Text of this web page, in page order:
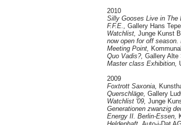
2010
Silly Gooses Live in The
F.F.E., Gallery Hans
Watchlist, Junge Kunst
now open for off season.
Meeting Point,
Quo Vadis?, Gallery Alte
Master class Exhibition,
2009
Foxtrott Saxonia,
Querschläge, Gallery
Watchlist '09, Junge
Generationen zwanzig
Energy II. Berlin-Essen,